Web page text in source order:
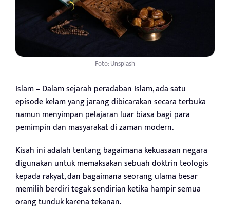
Foto: Unsplash
Islam – Dalam sejarah peradaban Islam, ada satu
episode kelam yang jarang dibicarakan secara terbuka
namun menyimpan pelajaran luar biasa bagi para
pemimpin dan masyarakat di zaman modern.
Kisah ini adalah tentang bagaimana kekuasaan negara
digunakan untuk memaksakan sebuah doktrin teologis
kepada rakyat, dan bagaimana seorang ulama besar
memilih berdiri tegak sendirian ketika hampir semua
orang tunduk karena tekanan.